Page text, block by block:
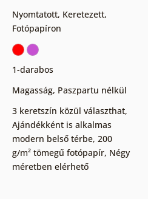
Nyomtatott, Keretezett,
Fotópapíron
1-darabos
Magasság, Paszpartu nélkül
3 keretszín közül választhat,
Ajándékként is alkalmas
modern belső térbe, 200
g/m² tömegű fotópapír, Négy
méretben elérhető